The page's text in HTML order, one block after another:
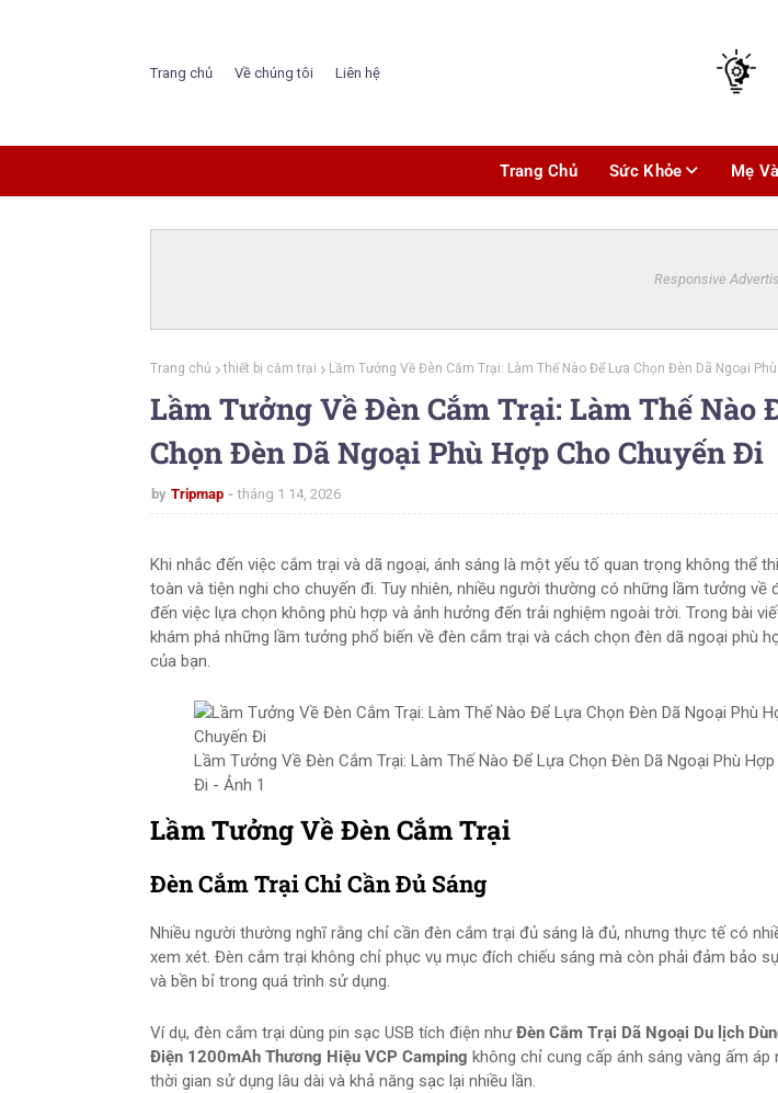
Trang chủ Về chúng tôi Liên hệ
Trang Chủ Sức Khỏe Mẹ
Responsive
Trang chủ thiết bị cắm trại Lầm Tưởng Về Đèn Cắm Trại: Làm Thế Nào Để Lựa Chọn Đèn Dã Ngoại
Lầm Tưởng Về Đèn Cắm Trại: Làm Thế Nào
Chọn Đèn Dã Ngoại Phù Hợp Cho Chuyến Đi
by Tripmap tháng 1 14, 2026
Khi nhắc đến việc cắm trại và dã ngoại, ánh sáng là một yếu tố quan trọng không thể
toàn và tiện nghi cho chuyến đi. Tuy nhiên, nhiều người thường có những lầm tưởng về
đến việc lựa chọn không phù hợp và ảnh hưởng đến trải nghiệm ngoài trời. Trong bài
khám phá những lầm tưởng phổ biến về đèn cắm trại và cách chọn đèn dã ngoại phù
của bạn.
Lầm Tưởng Về Đèn Cắm Trại: Làm Thế Nào Để Lựa Chọn Đèn Dã Ngoại Phù Hợp
Đi - Ảnh 1
Lầm Tưởng Về Đèn Cắm Trại
Đèn Cắm Trại Chỉ Cần Đủ Sáng
Nhiều người thường nghĩ rằng chỉ cần đèn cắm trại đủ sáng là đủ, nhưng thực tế có
xem xét. Đèn cắm trại không chỉ phục vụ mục đích chiếu sáng mà còn phải đảm bảo
và bền bỉ trong quá trình sử dụng.
Ví dụ, đèn cắm trại dùng pin sạc USB tích điện nhưĐèn Cắm Trại Dã Ngoại Du lịch
Điện 1200mAh Thương Hiệu VCP Camping không chỉ cung cấp ánh sáng vàng ấm
thời gian sử dụng lâu dài và khả năng sạc lại nhiều lần.